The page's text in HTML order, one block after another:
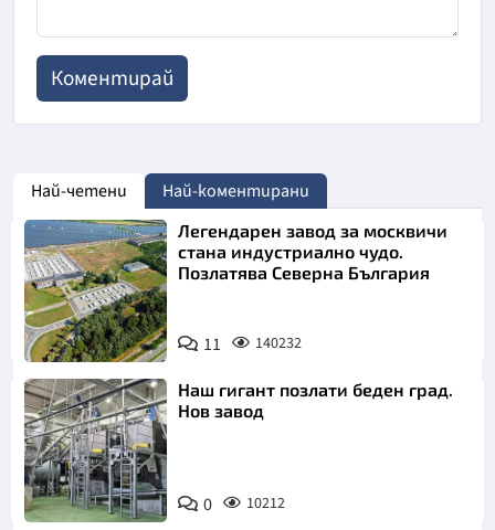
Най-четени Най-коментирани
Легендарен завод за москвичи
стана индустриално чудо.
Позлатява Северна България
11 140232
Наш гигант позлати беден град.
Нов завод
0 10212